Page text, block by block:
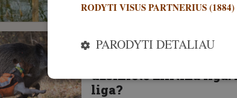
Išskirtinis 10. kovas, 2026
ŠUNYS
Netoli Prancūzijos
užsikrėtė mirtina liga.
liga?
RODYTI VISUS PARTNERIUS
PARODYTI DETALIAU